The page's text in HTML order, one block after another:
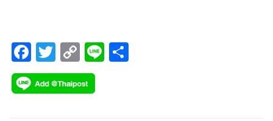
F
ac
e
T
wi
tt
C
o
p
Li